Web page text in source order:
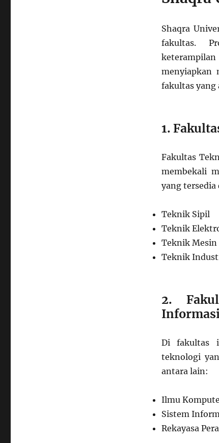
Shaqra
fakultas.
menyiapkan
fakultas yang
1.
Fakultas
membekali
yang
Teknik Sipil
Teknik
Teknik Mesin
Teknik
2.
Di fakultas
teknologi
antara lain:
Ilmu
Sistem
Rekayasa